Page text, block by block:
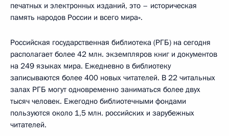
печатных и электронных изданий, это – историческая
память народов России и всего мира».
Российская государственная библиотека (РГБ) на сегодня
располагает более 42 млн. экземпляров книг и документов
на 249 языках мира. Ежедневно в библиотеку
записываются более 400 новых читателей. В 22 читальных
залах РГБ могут одновременно заниматься более двух
тысяч человек. Ежегодно библиотечными фондами
пользуются около 1,5 млн. российских и зарубежных
читателей.